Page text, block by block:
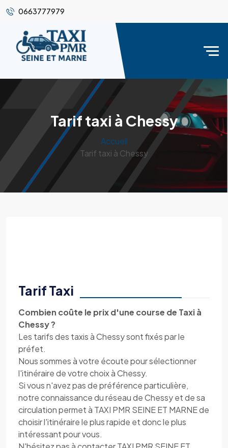
0663777979
Tarif taxi à Chessy
Accueil
Tarif taxi à Chessy
Tarif Taxi
Combien coûte le prix d'une course de Taxi à
Chessy ?
Les tarifs des taxis à Chessy sont fixés par le
préfet.
Nous sommes à votre écoute pour sélectionner
l'itinéraire de votre choix à Chessy.
Si vous n'avez pas de préférence particulière,
notre connaissance du réseau de Chessy et de sa
circulation permet à TAXI PMR SEINE ET MARNE de
choisir l'itinéraire le plus rapide et donc le plus
intéressant pour vous.